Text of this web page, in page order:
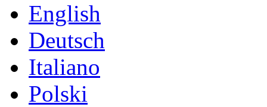
English
Deutsch
Italiano
Polski